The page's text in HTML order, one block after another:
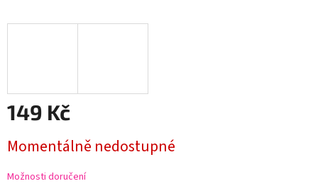
149 Kč
cena:
Momentálně nedostupné
Možnosti doručení